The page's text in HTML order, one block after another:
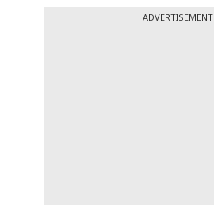
ADVERTISEMENT